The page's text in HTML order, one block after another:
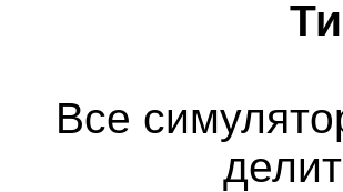
Все